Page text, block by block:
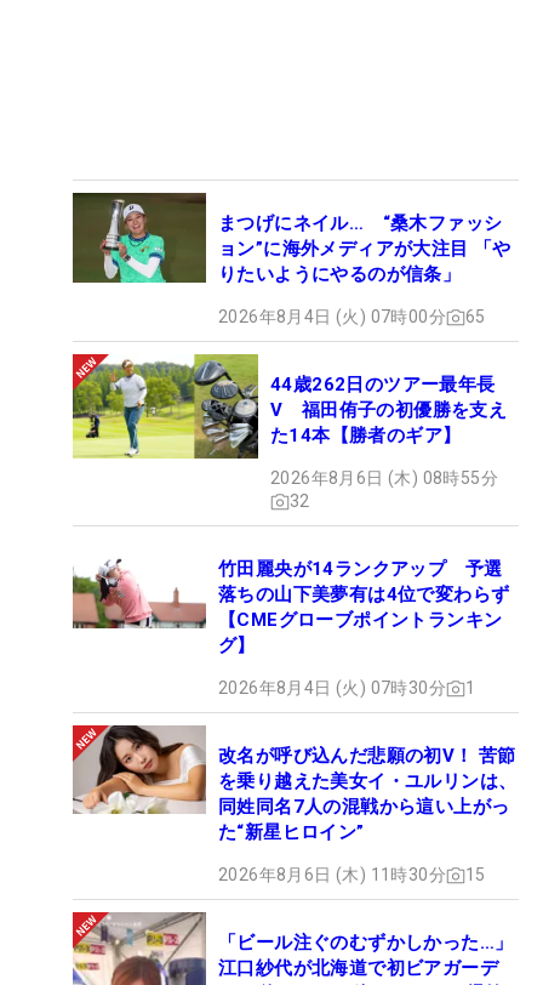
まつげにネイル… “桑木ファッシ
ョン”に海外メディアが大注目 「や
りたいようにやるのが信条」
2026年8月4日 (火) 07時00分 65
44歳262日のツアー最年長
V 福田侑子の初優勝を支え
た14本【勝者のギア】
2026年8月6日 (木) 08時55分
32
竹田麗央が14ランクアップ 予選
落ちの山下美夢有は4位で変わらず
【CMEグローブポイントランキン
グ】
2026年8月4日 (火) 07時30分 1
改名が呼び込んだ悲願の初V！ 苦節
を乗り越えた美女イ・ユルリンは、
同姓同名7人の混戦から這い上がっ
た“新星ヒロイン”
2026年8月6日 (木) 11時30分 15
「ビール注ぐのむずかしかった…」
江口紗代が北海道で初ビアガーデ